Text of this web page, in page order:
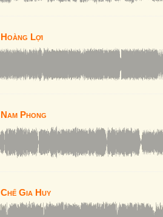
Hoàng Lợi
Nam Phong
Chế Gia Huy